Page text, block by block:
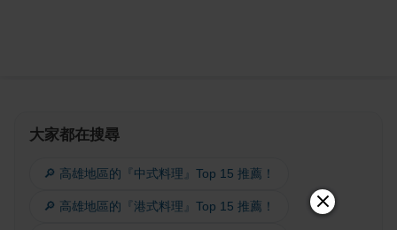
大家都在搜尋
🔎 高雄地區的『中式料理』Top 15 推薦！
🔎 高雄地區的『港式料理』Top 15 推薦！